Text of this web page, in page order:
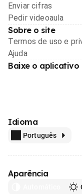
Enviar cifras
Pedir videoaula
Sobre o site
Termos de uso e
Ajuda
Baixe o aplicativo
Idioma
Português
Aparência